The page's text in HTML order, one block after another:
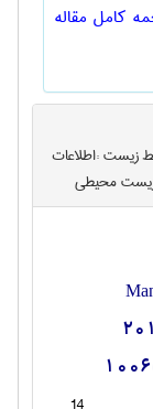
کامل مقاله
زیست :اطلاعات
زیست محیطی